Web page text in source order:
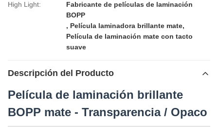
High Light:
Fabricante de películas de laminación
BOPP
, Película laminadora brillante mate,
Película de laminación mate con tacto
suave
Descripción del Producto
Película de laminación brillante
BOPP mate - Transparencia / Opaco